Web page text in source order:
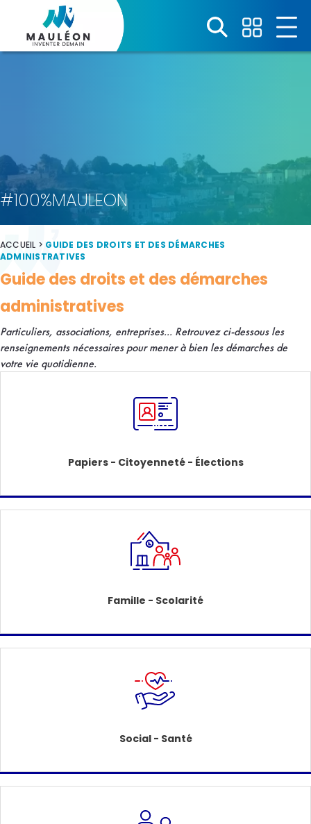
#100%MAULEON
ACCUEIL > GUIDE DES DROITS ET DES DÉMARCHES
ADMINISTRATIVES
Guide des droits et des démarches
administratives
Particuliers, associations, entreprises... Retrouvez ci-dessous les
renseignements nécessaires pour mener à bien les démarches de
votre vie quotidienne.
Papiers - Citoyenneté - Élections
Famille - Scolarité
Social - Santé
Panneau de gestion des cookies